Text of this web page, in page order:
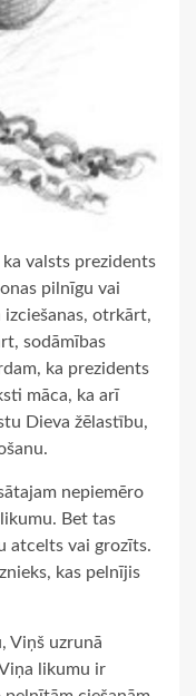
valsts prezidents
pilnīgu vai
otrkārt,
sodāmības
ka prezidents
māca, ka arī
Dieva žēlastību,
nepiemēro
Bet tas
atcelts vai grozīts.
kas pelnījis
Viņš uzrunā
likumu ir